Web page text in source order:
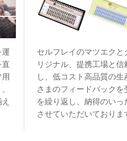
運
直
セルフレイのマツエクと
リジナル、提携工場と信
し、低コスト高品質の生
さまのフィードバックを
を繰り返し、納得のいっ
させていただいておりま